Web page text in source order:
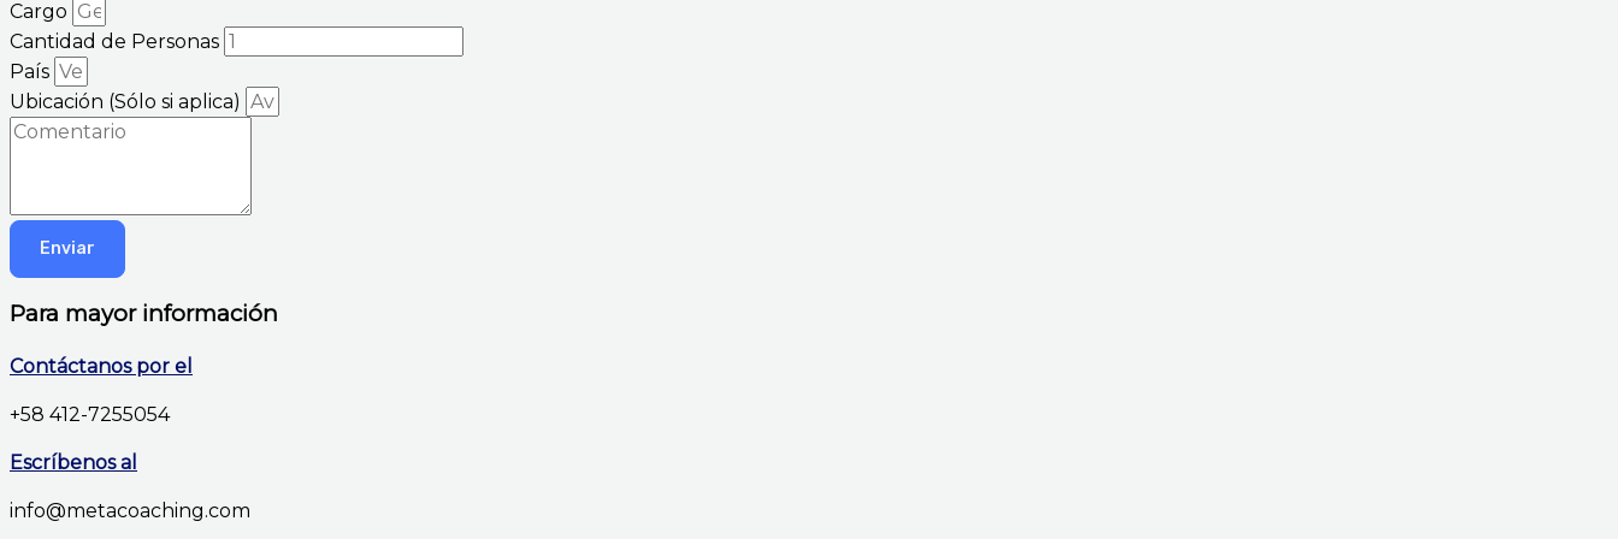
Cargo
Cantidad de Personas
País
Ubicación (Sólo si aplica)
Enviar
Para mayor información
Contáctanos por el
+58 412-7255054
Escríbenos al
info@metacoaching.com